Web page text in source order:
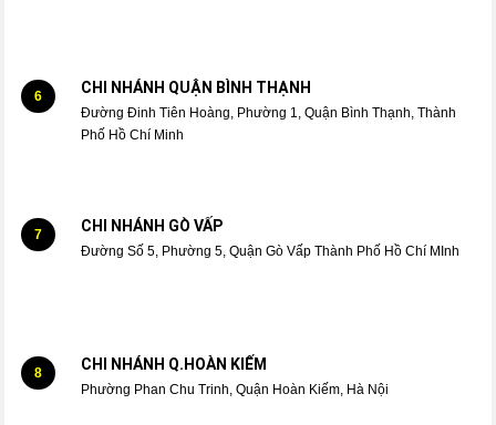
6 CHI NHÁNH QUẬN BÌNH THẠNH
Đường Đinh Tiên Hoàng, Phường 1, Quận Bình Thạnh, Thành
Phố Hồ Chí Minh
7 CHI NHÁNH GÒ VẤP
Đường Số 5, Phường 5, Quận Gò Vấp Thành Phố Hồ Chí MInh
8 CHI NHÁNH Q.HOÀN KIẾM
Phường Phan Chu Trinh, Quận Hoàn Kiếm, Hà Nội